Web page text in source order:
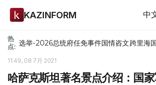
KAZINFORM 中
热
点: 选举-2026总统府任免事件国情咨文跨里海
11:49, 08 7月 2021
哈萨克斯坦著名景点介绍：国